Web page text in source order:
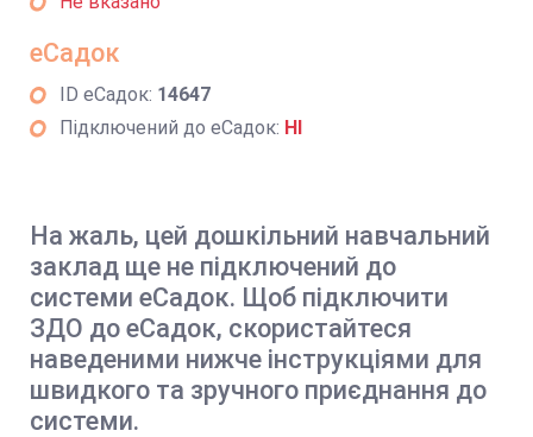
еСадок
ID еСадок: 14647
Підключений до еСадок: НІ
На жаль, цей дошкільний навчальний
заклад ще не підключений до
системи еСадок. Щоб підключити
ЗДО до еСадок, скористайтеся
наведеними нижче інструкціями для
швидкого та зручного приєднання до
системи.